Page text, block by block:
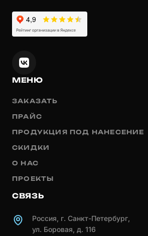
МЕНЮ
ЗАКАЗАТЬ
ПРАЙС
ПРОДУКЦИЯ ПОД НАНЕСЕНИЕ
СКИДКИ
О НАС
ПРОЕКТЫ
СВЯЗЬ
Россия, г. Санкт-Петербург,
ул. Боровая, д. 116